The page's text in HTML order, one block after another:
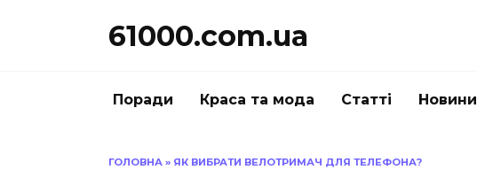
61000.com.ua
Поради Краса та мода Статті Новини
ГОЛОВНА » ЯК ВИБРАТИ ВЕЛОТРИМАЧ ДЛЯ ТЕЛЕФОНА?